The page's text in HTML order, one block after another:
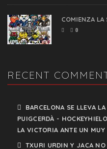
COMIENZA LA
0
RECENT
BARCELONA SE LLEVA
PUIGCERDÀ -
LA VICTORIA ANTE UN MUY
TXURI URDIN Y JACA NO